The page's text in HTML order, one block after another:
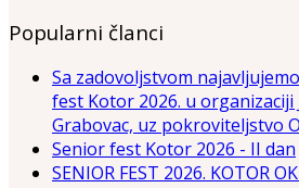
Popularni članci
Sa zadovoljstvom
fest Kotor 2026. u organizaciji
Grabovac, uz pokroviteljstvo
Senior fest Kotor 2026 - II dan
SENIOR FEST 2026. KOTOR